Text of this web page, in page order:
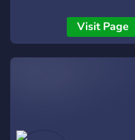
Communauté ✨Visit Page